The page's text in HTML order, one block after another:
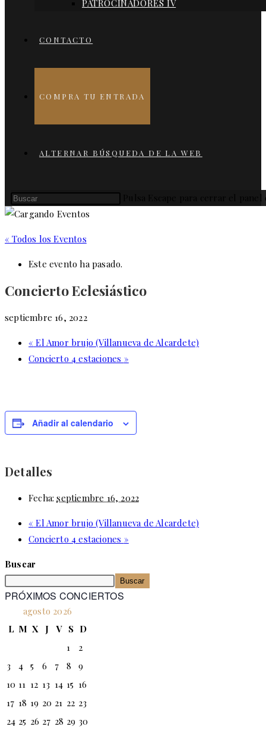
PATROCINADORES IV
CONTACTO
COMPRA TU ENTRADA
ALTERNAR BÚSQUEDA DE LA WEB
Pulsa Escape para cerrar el
« Todos los Eventos
Este evento ha pasado.
Concierto Eclesiástico
septiembre 16, 2022
« El Amor brujo (Villanueva de Alcardete)
Concierto 4 estaciones »
Añadir al calendario
Detalles
Fecha: septiembre 16, 2022
« El Amor brujo (Villanueva de Alcardete)
Concierto 4 estaciones »
Buscar
Buscar
PRÓXIMOS CONCIERTOS
agosto 2026
L M X J V S D
1
2
3
4 5 6 7 8
9
10 11 12 13 14 15 16
17 18 19 20 21 22 23
24 25 26 27 28 29 30